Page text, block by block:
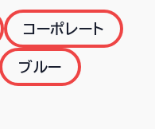
コーポレート
ブルー